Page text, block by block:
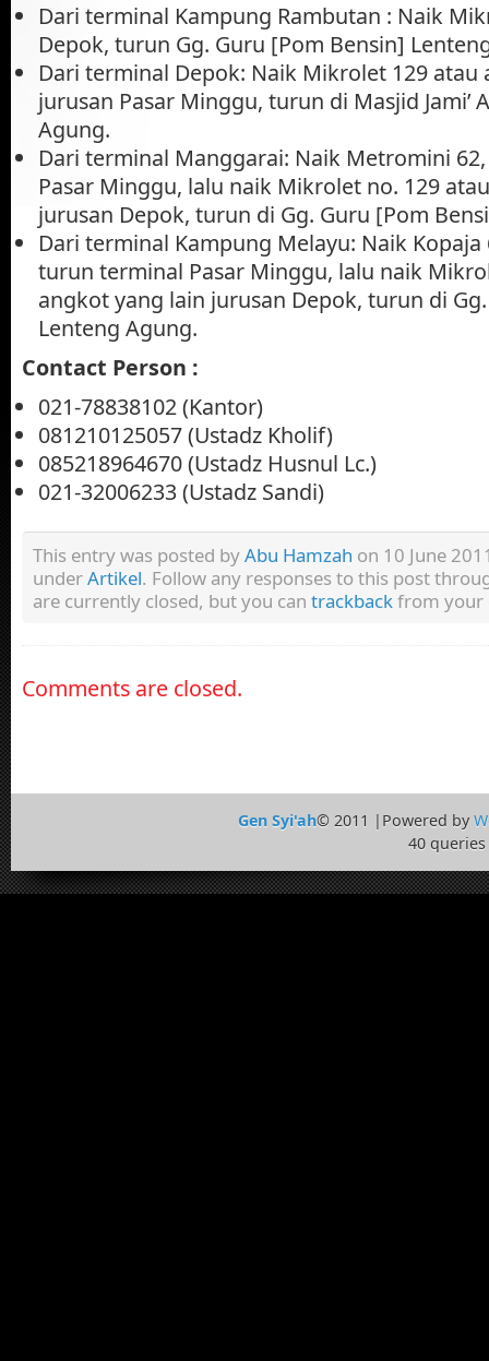
Dari terminal Kampung Rambutan : Naik
Depok, turun Gg. Guru [Pom Bensin]
Dari terminal Depok: Naik Mikrolet 129 atau
jurusan Pasar Minggu, turun di Masjid Jami’
Agung.
Dari terminal Manggarai: Naik Metromini
Pasar Minggu, lalu naik Mikrolet no. 129
jurusan Depok, turun di Gg. Guru [Pom
Dari terminal Kampung Melayu: Naik
turun terminal Pasar Minggu, lalu naik
angkot yang lain jurusan Depok, turun di
Lenteng Agung.
Contact Person :
021-78838102 (Kantor)
081210125057 (Ustadz Kholif)
085218964670 (Ustadz Husnul Lc.)
021-32006233 (Ustadz Sandi)
This entry was posted byAbu Hamzah on 10 June
underArtikel. Follow any responses to this post
are currently closed, but you can trackbackfrom your
Comments are closed.
Gen Syi'ah© 2011 |Powered by
40 queries